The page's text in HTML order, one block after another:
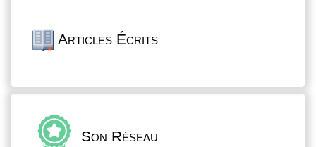
Articles Écrits
Son Réseau